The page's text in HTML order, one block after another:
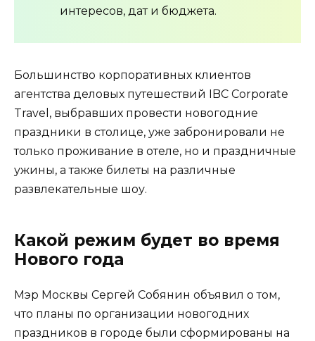
интересов, дат и бюджета.
Большинство корпоративных клиентов
агентства деловых путешествий IBC Corporate
Travel, выбравших провести новогодние
праздники в столице, уже забронировали не
только проживание в отеле, но и праздничные
ужины, а также билеты на различные
развлекательные шоу.
Какой режим будет во время
Нового года
Мэр Москвы Сергей Собянин объявил о том,
что планы по организации новогодних
праздников в городе были сформированы на